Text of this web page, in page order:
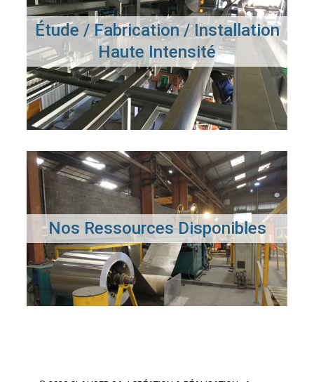
Étude / Fabrication / Installation
Haute Intensité
Nos Ressources Disponibles